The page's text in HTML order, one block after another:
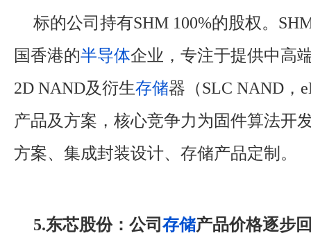
标的公司持有SHM 100%的股权。
国香港的半导体企业，专注于提供中高
2D NAND及衍生存储器（SLC NAND，
产品及方案，核心竞争力为固件算法开
方案、集成封装设计、存储产品定制。
5.东芯股份：公司存储产品价格逐步